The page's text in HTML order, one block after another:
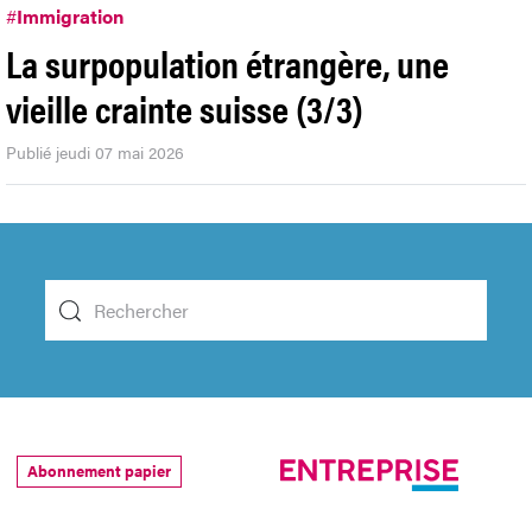
#Immigration
La surpopulation étrangère, une
vieille crainte suisse (3/3)
Publié jeudi 07 mai 2026
Abonnement papier